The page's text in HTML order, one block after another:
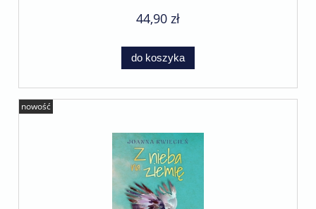
44,90 zł
do koszyka
nowość